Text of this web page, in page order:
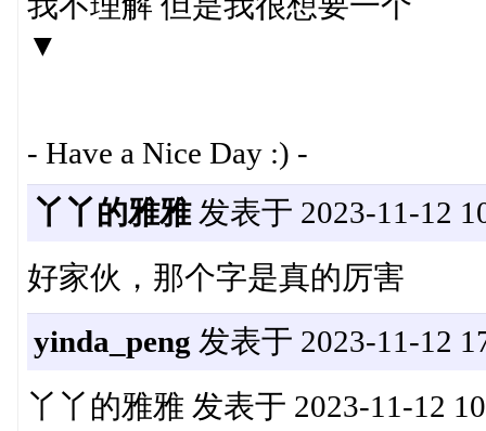
▼
- Have a Nice Day :) -
丫丫的雅雅发表于 2023-11-12
好家伙，那个字是真的厉害
yinda_peng 发表于 2023-11-12
丫丫的雅雅 发表于 2023-11-12